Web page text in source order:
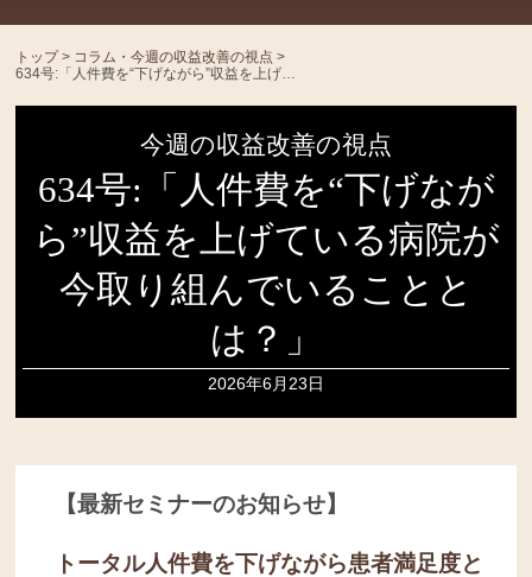
トップ> コラム・今週の収益改善の視点 >
今週の収益改善の視点
634号:「人件費を“下げなが
ら”収益を上げている病院が
今取り組んでいることと
は？」
2026年6月23日
【最新セミナーのお知らせ】
トータル人件費を下げながら患者満足度と